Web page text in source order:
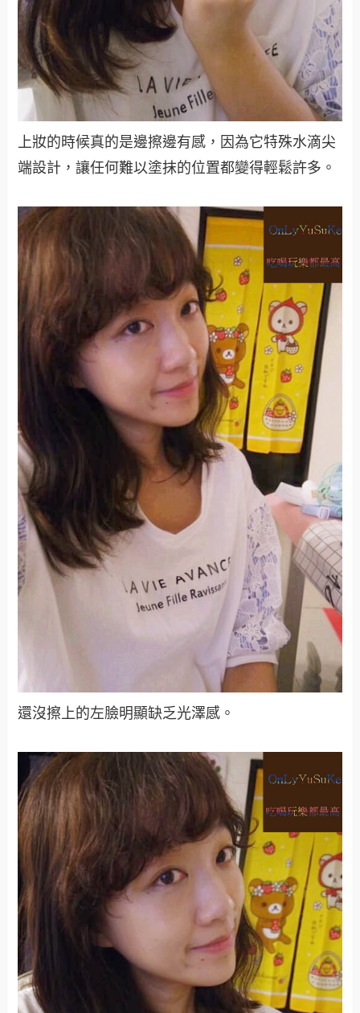
上妝的時候真的是邊擦邊有感，因為它特殊水滴尖
端設計，讓任何難以塗抹的位置都變得輕鬆許多。
還沒擦上的左臉明顯缺乏光澤感。